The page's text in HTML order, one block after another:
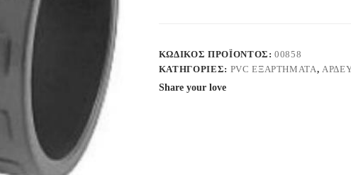
ΚΩΔΙΚΌΣ ΠΡΟΪΌΝΤΟΣ:00858
ΚΑΤΗΓΟΡΊΕΣ: PVC ΕΞΑΡΤΗΜΑΤΑ,
Share your love